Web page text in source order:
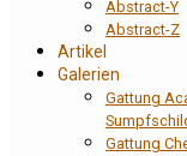
Abstract-Y
Abstract-Z
Artikel
Galerien
Gattung
Gattung